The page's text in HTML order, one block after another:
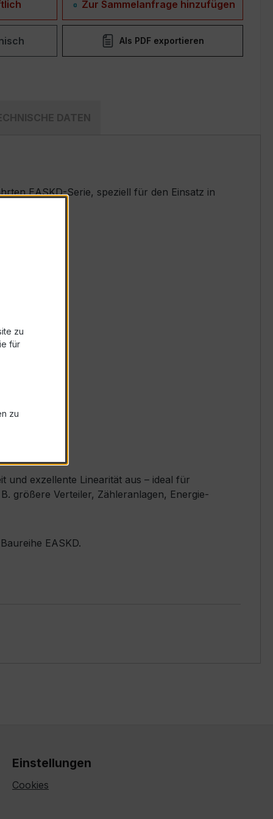
Zur Sammelanfrage hinzufügen
Als PDF exportieren
DATEN
EASKD-Serie, speziell für den Einsatz in
und exzellente Linearität aus – ideal für
größere Verteiler, Zähleranlagen, Energie-
EASKD.
Einstellungen
Cookies
zu
für
zu